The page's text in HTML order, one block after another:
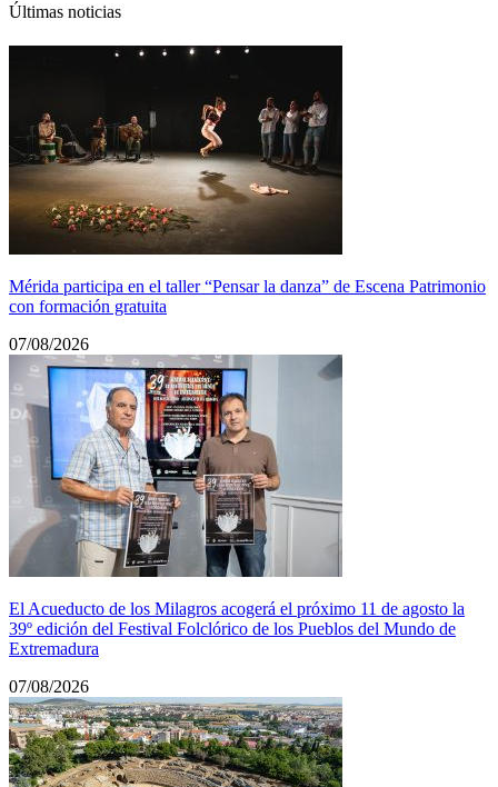
Últimas noticias
Mérida participa en el taller “Pensar la danza” de Escena Patrimonio
con formación gratuita
07/08/2026
El Acueducto de los Milagros acogerá el próximo 11 de agosto la
39º edición del Festival Folclórico de los Pueblos del Mundo de
Extremadura
07/08/2026